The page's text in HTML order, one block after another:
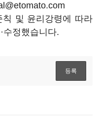
및 윤리강령에 따라
수정했습니다.